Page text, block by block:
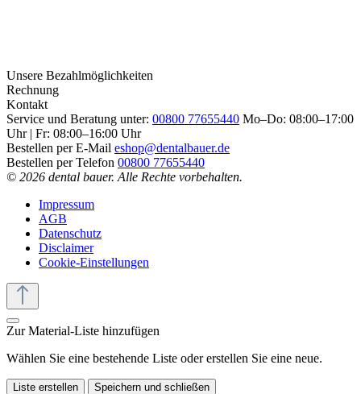
Unsere Bezahlmöglichkeiten
Rechnung
Kontakt
Service und Beratung unter: 00800 77655440 Mo–Do: 08:00–17:00
Uhr | Fr: 08:00–16:00 Uhr
Bestellen per E-Mail eshop@dentalbauer.de
Bestellen per Telefon 00800 77655440
© 2026 dental bauer. Alle Rechte vorbehalten.
Impressum
AGB
Datenschutz
Disclaimer
Cookie-Einstellungen
Zur Material-Liste hinzufügen
Wählen Sie eine bestehende Liste oder erstellen Sie eine neue.
Liste erstellen Speichern und schließen